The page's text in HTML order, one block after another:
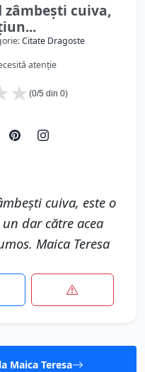
zâmbeşti cuiva,
Citate Dragoste
atenție
★ (0/5 din 0)
cuiva, este o
dar către acea
Maica Teresa
Maica Teresa